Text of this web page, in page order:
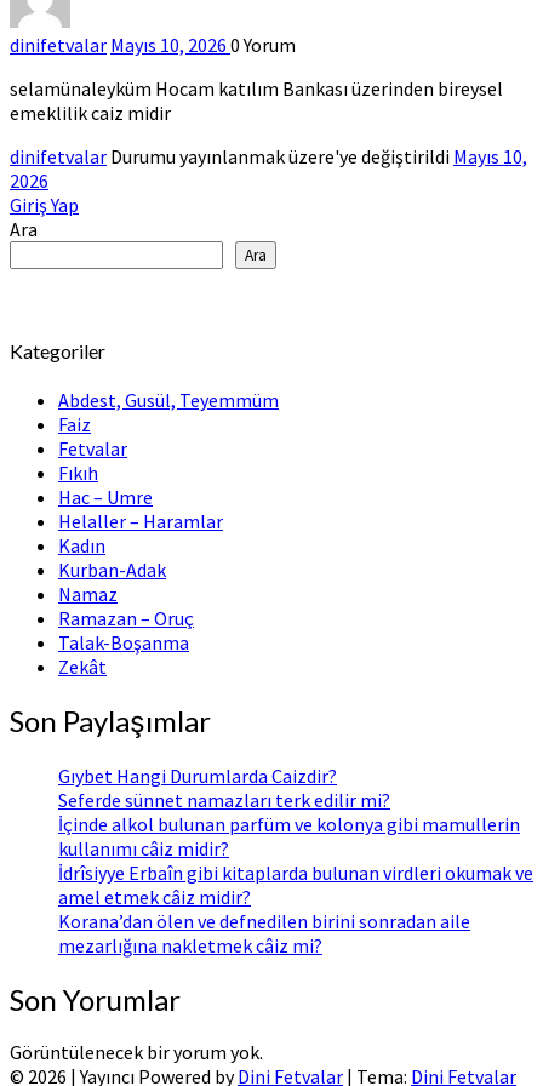
dinifetvalar Mayıs 10, 2026 0Yorum
selamünaleyküm Hocam katılım Bankası üzerinden bireysel
emeklilik caiz midir
dinifetvalar Durumu yayınlanmak üzere'ye değiştirildi Mayıs 10,
2026
Giriş Yap
Ara
Ara
Kategoriler
Abdest, Gusül, Teyemmüm
Faiz
Fetvalar
Fıkıh
Hac – Umre
Helaller – Haramlar
Kadın
Kurban-Adak
Namaz
Ramazan – Oruç
Talak-Boşanma
Zekât
Son Paylaşımlar
Gıybet Hangi Durumlarda Caizdir?
Seferde sünnet namazları terk edilir mi?
İçinde alkol bulunan parfüm ve kolonya gibi mamullerin
kullanımı câiz midir?
İdrîsiyye Erbaîn gibi kitaplarda bulunan virdleri okumak ve
amel etmek câiz midir?
Korana’dan ölen ve defnedilen birini sonradan aile
mezarlığına nakletmek câiz mi?
Son Yorumlar
Görüntülenecek bir yorum yok.
© 2026 |Yayıncı Powered byDini Fetvalar | Tema: Dini Fetvalar